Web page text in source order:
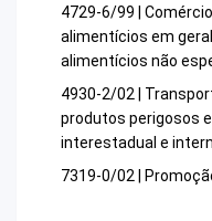
4729-6/99 |
alimentícios em
alimentícios não
4930-2/02 |
produtos perigosos
interestadual e
7319-0/02 |